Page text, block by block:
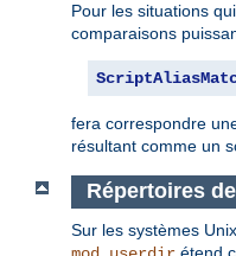
Pour les situations
comparaisons
fera correspondre
résultant comme un
Répertoires
Sur les systèmes